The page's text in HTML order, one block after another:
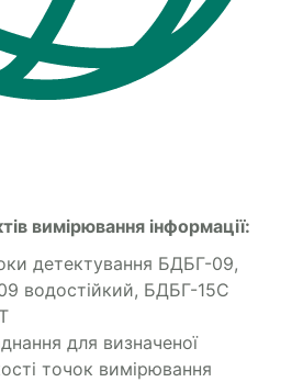
вимірювання інформації:
детектування БДБГ-09,
водостійкий, БДБГ-15С
для визначеної
точок вимірювання